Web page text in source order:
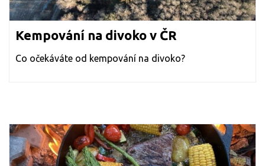
Kempování na divoko v ČR
Co očekáváte od kempování na divoko?